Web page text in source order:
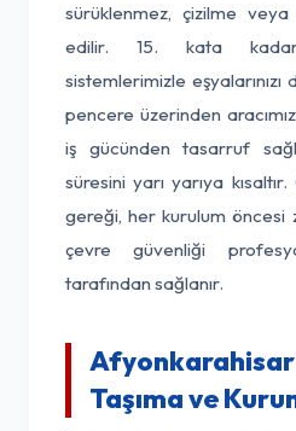
sürüklenmez, çizilme veya
edilir. 15. kata kadar
sistemlerimizle
pencere üzerinden
iş gücünden tasarruf
süresini yarı yarıya
gereği, her kurulum öncesi
çevre güvenliği
tarafından sağlanır.
Taşıma ve